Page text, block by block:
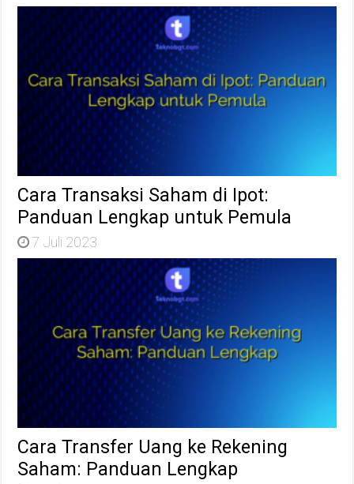
Cara Transaksi Saham di Ipot:
Panduan Lengkap untuk Pemula
7 Juli 2023
Cara Transfer Uang ke Rekening
Saham: Panduan Lengkap